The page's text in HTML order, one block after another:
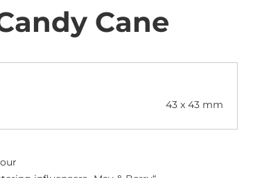
Cane
43 x 43 mm